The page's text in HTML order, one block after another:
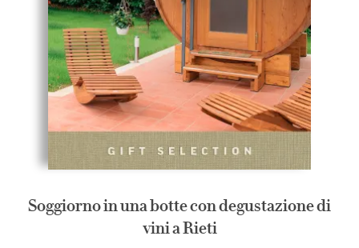
Soggiorno in una botte con degustazione di
vini a Rieti